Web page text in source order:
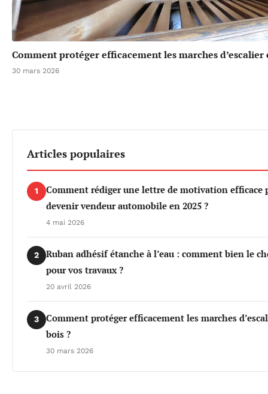
Comment protéger efficacement les marches d’escalier
30 mars 2026
Articles populaires
1
Comment rédiger une lettre de motivation efficace
devenir vendeur automobile en 2025 ?
4 mai 2026
2
Ruban adhésif étanche à l’eau : comment bien le
pour vos travaux ?
20 avril 2026
3
Comment protéger efficacement les marches
bois ?
30 mars 2026